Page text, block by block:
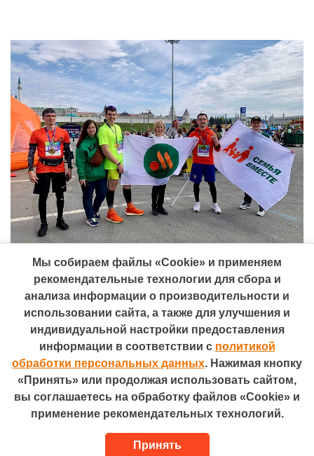
Телефон: +7 (495) 755-66-00
Электронная почта: 7yavmeste@qsrsystem.ru
Адрес: 115054, Москва, ул. Валовая, д. 26
Разработано в
Сведения об образовательной организации
Мы собираем файлы «Cookie» и применяем
рекомендательные технологии для сбора и
анализа информации о производительности и
использовании сайта, а также для улучшения и
индивидуальной настройки предоставления
информации в соответствии с политикой
обработки персональных данных. Нажимая кнопку
«Принять» или продолжая использовать сайтом,
вы соглашаетесь на обработку файлов «Cookie» и
применение рекомендательных технологий.
Принять